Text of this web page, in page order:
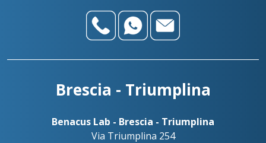
Brescia - Triumplina
Benacus Lab - Brescia - Triumplina
Via Triumplina 254